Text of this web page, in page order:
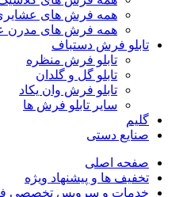
همه فرش های
همه فرش های مدرن
تابلو فرش دستباف
تابلو فرش منظره
تابلو گل و گلدان
تابلو فرش وان یکاد
سایر تابلو فرش ها
گلیم
صنایع دستی
صفحه اصلی
تخفیف ها و پیشنهاد ویژه
خدمات و سرویس تخصصی